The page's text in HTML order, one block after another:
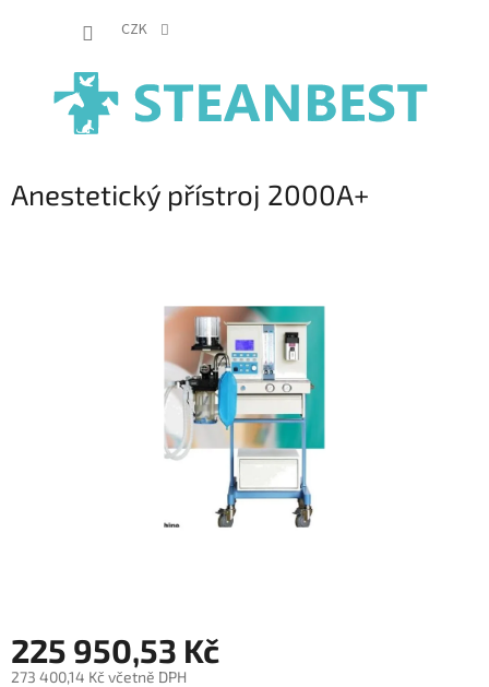
CZK
Anestetický přístroj 2000A+
225 950,53 Kč
273 400,14 Kč včetně DPH